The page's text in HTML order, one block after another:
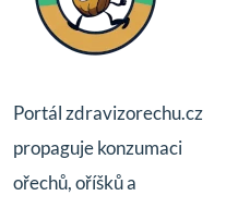
Portál zdravizorechu.cz
propaguje konzumaci
ořechů, oříšků a